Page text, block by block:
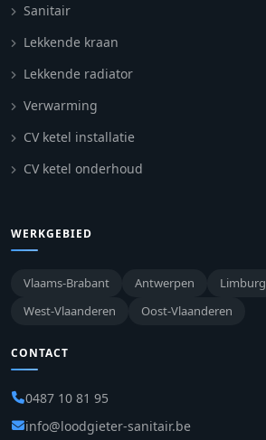
Sanitair
Lekkende kraan
Lekkende radiator
Verwarming
CV ketel installatie
CV ketel onderhoud
WERKGEBIED
Vlaams-Brabant Antwerpen
Limburg
West-Vlaanderen
Oost-Vlaanderen
CONTACT
0487 10 81 95
info@loodgieter-sanitair.be